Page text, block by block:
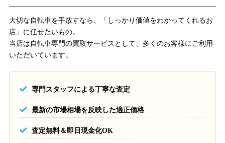
大切な自転車を手放すなら、「しっかり価値をわかってくれるお
店」に任せたいもの。
当店は自転車専門の買取サービスとして、多くのお客様にご利用
いただいています。
専門スタッフによる丁寧な査定
最新の市場相場を反映した適正価格
査定無料＆即日現金化OK